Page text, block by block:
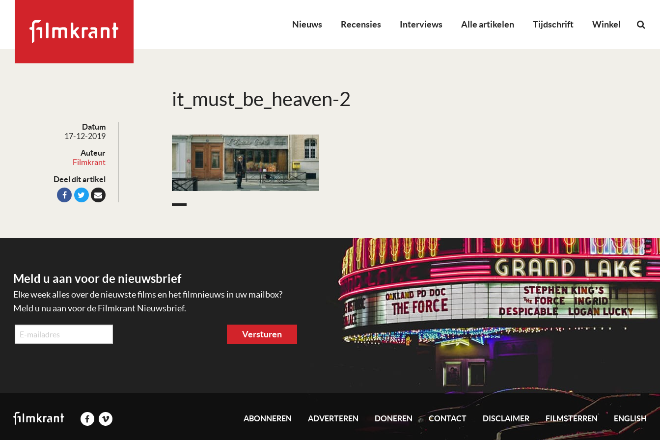
Nieuws Recensies Interviews Alle artikelen Tijdschrift Winkel
it_must_be_heaven-2
Datum
17-12-2019
Auteur
Filmkrant
Deel dit artikel
Meld u aan voor de nieuwsbrief
Elke week alles over de nieuwste films en het filmnieuws in uw mailbox?
Meld u nu aan voor de Filmkrant Nieuwsbrief.
ABONNEREN ADVERTEREN DONEREN CONTACT DISCLAIMER FILMSTERREN ENGLISH